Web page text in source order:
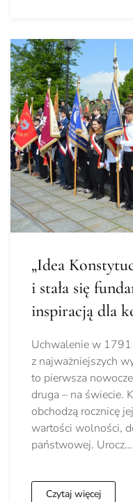
„Idea
i stała się
inspiracją dla
Uchwalenie w
z najważniejszych
to pierwsza
druga – na świecie.
obchodzą rocznicę
wartości wolności,
państwowej. Urocz…
Czytaj więcej